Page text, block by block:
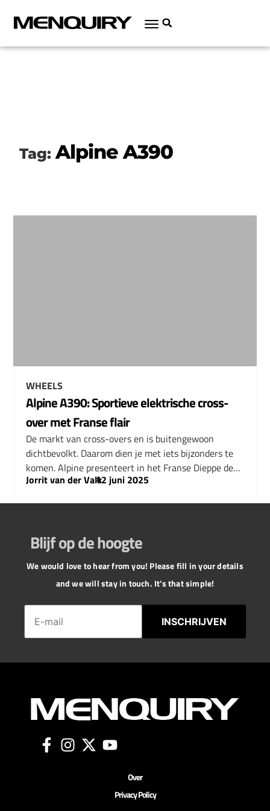
Tag:Alpine A390
WHEELS
Alpine A390: Sportieve elektrische cross-
over met Franse flair
De markt van cross-overs en is buitengewoon
dichtbevolkt. Daarom dien je met iets bijzonders te
komen. Alpine presenteert in het Franse Dieppe de…
Jorrit van der Valk
–
12 juni 2025
Blijf op de hoogte
We would love to hear from you! Please fill in your details
and we will stay in touch. It's that simple!
INSCHRIJVEN
Over
Privacy Policy